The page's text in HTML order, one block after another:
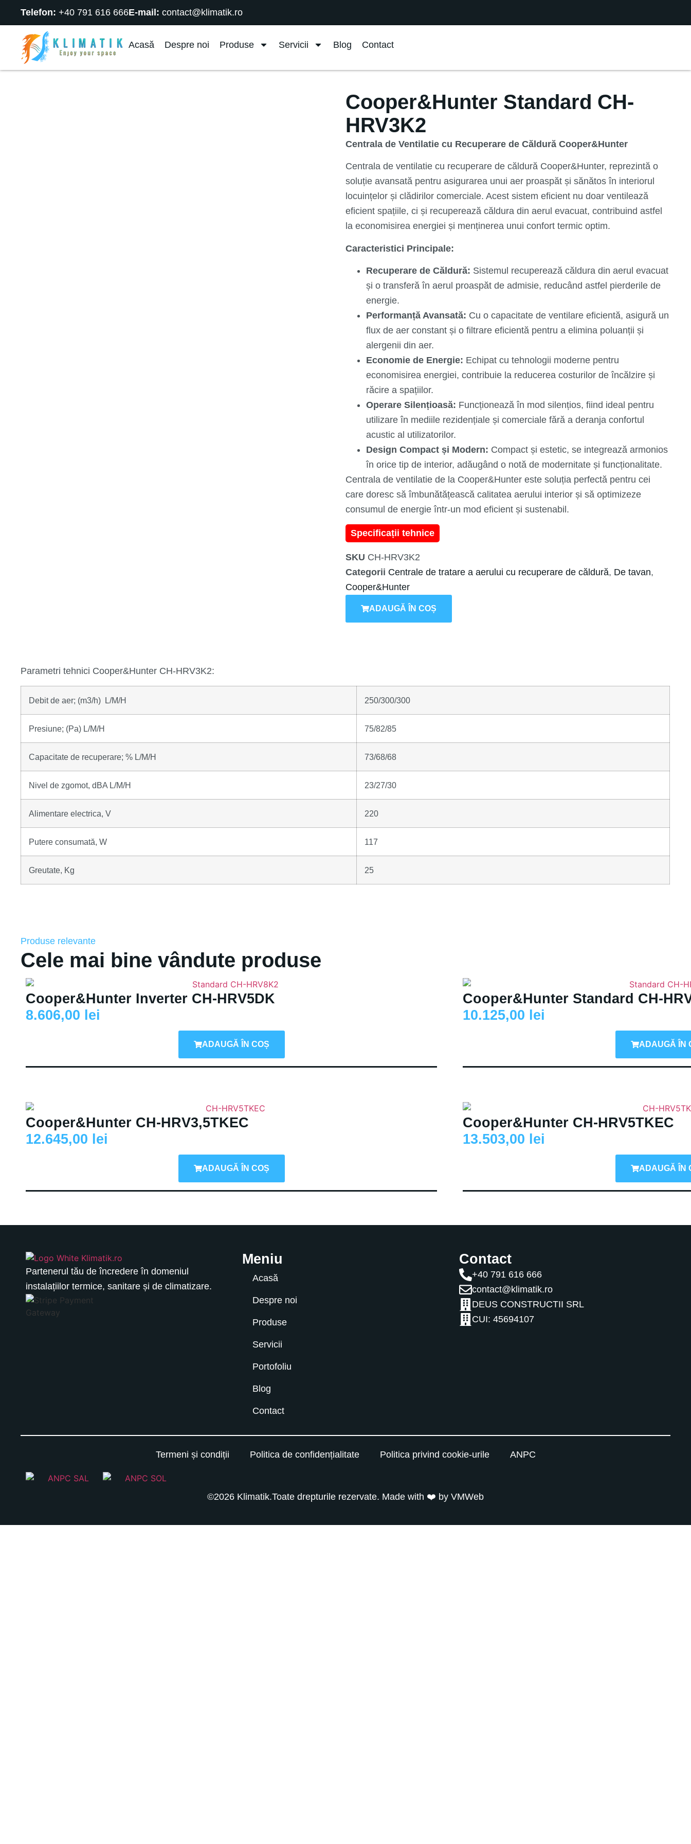
Telefon: +40 791 616 666E-mail: contact@klimatik.ro
Acasă Despre noi Produse Servicii Blog Contact
Cooper&Hunter Standard CH-
HRV3K2
Centrala de Ventilatie cu Recuperare de Căldură Cooper&Hunter
Centrala de ventilatie cu recuperare de căldură Cooper&Hunter, reprezintă o
soluție avansată pentru asigurarea unui aer proaspăt și sănătos în interiorul
locuințelor și clădirilor comerciale. Acest sistem eficient nu doar ventilează
eficient spațiile, ci și recuperează căldura din aerul evacuat, contribuind astfel
la economisirea energiei și menținerea unui confort termic optim.
Caracteristici Principale:
Recuperare de Căldură: Sistemul recuperează căldura din aerul evacuat
și o transferă în aerul proaspăt de admisie, reducând astfel pierderile de
energie.
Performanță Avansată: Cu o capacitate de ventilare eficientă, asigură un
flux de aer constant și o filtrare eficientă pentru a elimina poluanții și
alergenii din aer.
Economie de Energie: Echipat cu tehnologii moderne pentru
economisirea energiei, contribuie la reducerea costurilor de încălzire și
răcire a spațiilor.
Operare Silențioasă: Funcționează în mod silențios, fiind ideal pentru
utilizare în mediile rezidențiale și comerciale fără a deranja confortul
acustic al utilizatorilor.
Design Compact și Modern: Compact și estetic, se integrează armonios
în orice tip de interior, adăugând o notă de modernitate și funcționalitate.
Centrala de ventilatie de la Cooper&Hunter este soluția perfectă pentru cei
care doresc să îmbunătățească calitatea aerului interior și să optimizeze
consumul de energie într-un mod eficient și sustenabil.
Specificații tehnice
SKU CH-HRV3K2
Categorii Centrale de tratare a aerului cu recuperare de căldură, De tavan,
Cooper&Hunter
ADAUGĂ ÎN COȘ
Parametri tehnici Cooper&Hunter CH-HRV3K2:
Debit de aer; (m3/h) L/M/H 250/300/300
Presiune; (Pa) L/M/H 75/82/85
Capacitate de recuperare; % L/M/H 73/68/68
Nivel de zgomot, dBA L/M/H 23/27/30
Alimentare electrica, V 220
Putere consumată, W 117
Greutate, Kg 25
Produse relevante
Cele mai bine vândute produse
Cooper&Hunter Inverter CH-HRV5DK
8.606,00 lei
ADAUGĂ ÎN COȘ
Cooper&Hunter Standard CH-
10.125,00 lei
ADAUGĂ ÎN
Cooper&Hunter CH-HRV3,5TKEC
12.645,00 lei
ADAUGĂ ÎN COȘ
Cooper&Hunter CH-HRV5TKEC
13.503,00 lei
ADAUGĂ ÎN
Partenerul tău de încredere în domeniul
instalațiilor termice, sanitare și de climatizare.
Meniu
Acasă
Despre noi
Produse
Servicii
Portofoliu
Blog
Contact
Contact
+40 791 616 666
contact@klimatik.ro
DEUS CONSTRUCTII SRL
CUI: 45694107
Termeni și condiții Politica de confidențialitate Politica privind cookie-urile ANPC
©2026 Klimatik.Toate drepturile rezervate. Made with ❤️ by VMWeb